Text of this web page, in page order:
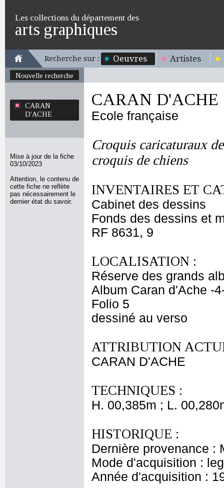
Les collections du département des
arts graphiques
Recherche sur : Oeuvres Artistes
Nouvelle recherche
CARAN
D'ACHE
Mise à jour de la fiche
03/10/2023
Attention, le contenu de
cette fiche ne reflète
pas nécessairement le
dernier état du savoir.
CARAN D'ACHE
Ecole française
Croquis caricaturaux
croquis de chiens
INVENTAIRES ET
Cabinet des dessins
Fonds des dessins et
RF 8631, 9
LOCALISATION :
Réserve des grands
Album Caran d'Ache -
Folio 5
dessiné au verso
ATTRIBUTION
CARAN D'ACHE
TECHNIQUES :
H. 00,385m ; L.
HISTORIQUE :
Dernière provenance :
Mode d'acquisition :
Année d'acquisition :